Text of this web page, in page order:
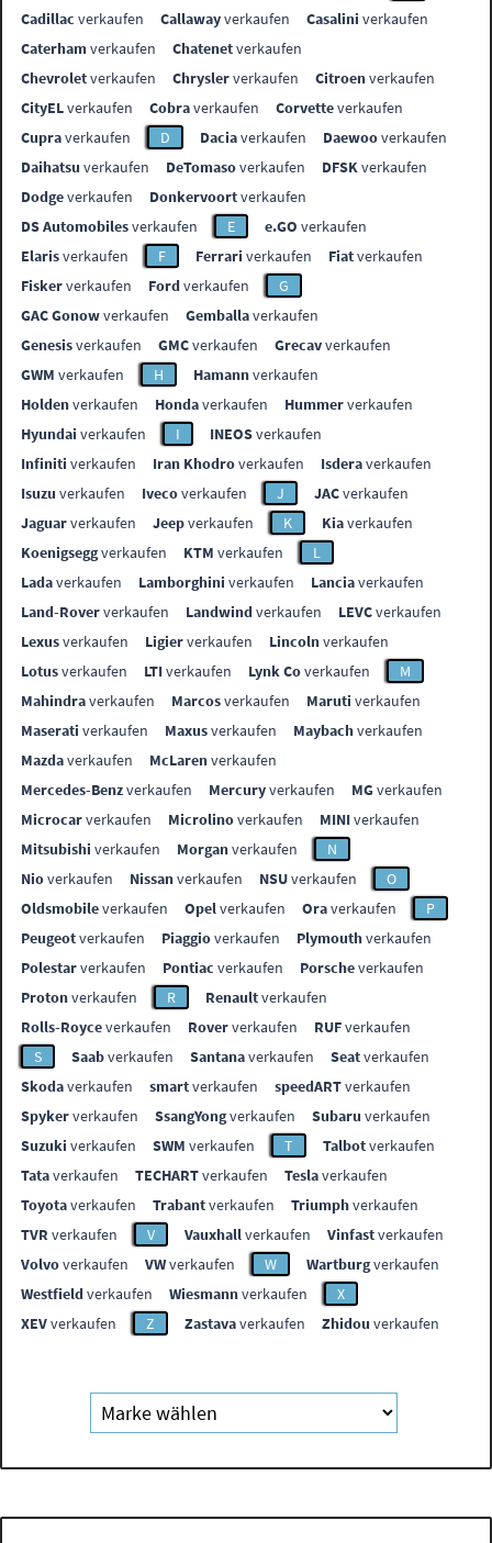
Cadillac verkaufen Callawayverkaufen Casalini verkaufen
Caterhamverkaufen Chatenetverkaufen
Chevroletverkaufen Chryslerverkaufen Citroenverkaufen
CityELverkaufen Cobraverkaufen Corvetteverkaufen
Cupraverkaufen D Daciaverkaufen Daewooverkaufen
Daihatsu verkaufen DeTomasoverkaufen DFSKverkaufen
Dodgeverkaufen Donkervoortverkaufen
DS Automobilesverkaufen E e.GO verkaufen
Elarisverkaufen F Ferrari verkaufen Fiatverkaufen
Fiskerverkaufen Fordverkaufen
G
GAC Gonowverkaufen Gemballaverkaufen
Genesisverkaufen GMCverkaufen Grecavverkaufen
GWM verkaufen H Hamannverkaufen
Holdenverkaufen Hondaverkaufen Hummerverkaufen
Hyundai verkaufen I INEOSverkaufen
Infiniti verkaufen Iran Khodroverkaufen Isderaverkaufen
Isuzu verkaufen Ivecoverkaufen J JACverkaufen
Jaguarverkaufen Jeepverkaufen K Kiaverkaufen
Koenigseggverkaufen KTM verkaufen
L
Ladaverkaufen Lamborghini verkaufen Lanciaverkaufen
Land-Roververkaufen Landwindverkaufen LEVCverkaufen
Lexusverkaufen Ligierverkaufen Lincolnverkaufen
Lotusverkaufen LTIverkaufen Lynk Coverkaufen
M
Mahindraverkaufen Marcosverkaufen Maruti verkaufen
Maserati verkaufen Maxusverkaufen Maybachverkaufen
Mazdaverkaufen McLarenverkaufen
Mercedes-Benzverkaufen Mercuryverkaufen MGverkaufen
Microcarverkaufen Microlinoverkaufen MINIverkaufen
Mitsubishi verkaufen Morganverkaufen
N
Nioverkaufen Nissanverkaufen NSUverkaufen
O
Oldsmobileverkaufen Opelverkaufen Oraverkaufen
P
Peugeotverkaufen Piaggioverkaufen Plymouthverkaufen
Polestarverkaufen Pontiac verkaufen Porscheverkaufen
Protonverkaufen R Renaultverkaufen
Rolls-Royceverkaufen Roververkaufen RUFverkaufen
S
Saabverkaufen Santanaverkaufen Seatverkaufen
Skodaverkaufen smartverkaufen speedARTverkaufen
Spykerverkaufen SsangYongverkaufen Subaru verkaufen
Suzuki verkaufen SWM verkaufen T Talbotverkaufen
Tataverkaufen TECHARTverkaufen Teslaverkaufen
Toyotaverkaufen Trabantverkaufen Triumphverkaufen
TVR verkaufen V Vauxhallverkaufen Vinfastverkaufen
Volvoverkaufen VWverkaufen W Wartburgverkaufen
Westfieldverkaufen Wiesmannverkaufen
X
XEVverkaufen Z Zastavaverkaufen Zhidou verkaufen